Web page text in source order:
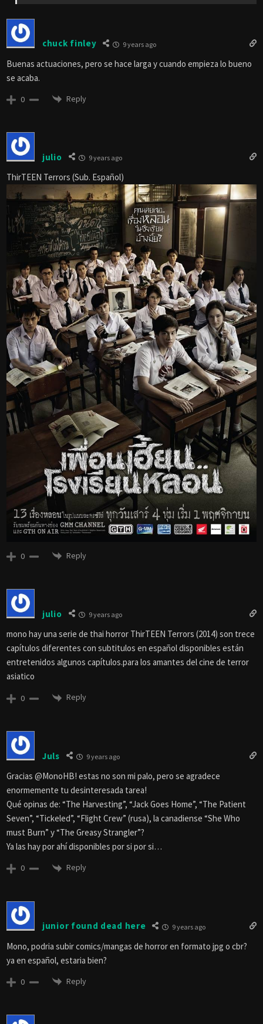
de FENG SHUI 2
0 Reply
Muchas gracias me he hecho fan del cine y doramas coreanos…no lo
puedo evitar, un vicio mas!
0 Reply
Andres Shakur
Reply toZOE MAR AZUL 9 years ago
tailandia tiene buenas peliculas
0 Reply
chuck finley 9 years ago
Buenas actuaciones, pero se hace larga y cuando empieza lo bueno
se acaba.
0 Reply
julio 9 years ago
ThirTEEN Terrors (Sub. Español)
0 Reply
mono hay una serie de thai horror ThirTEEN Terrors (2014) son trece
entretenidos algunos capítulos.para los amantes del cine de terror
asiatico
0 Reply